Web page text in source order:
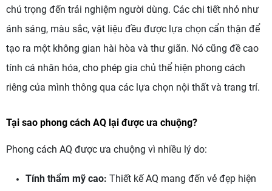
chú trọng đến trải nghiệm người dùng. Các chi tiết nhỏ như
ánh sáng, màu sắc, vật liệu đều được lựa chọn cẩn thận để
tạo ra một không gian hài hòa và thư giãn. Nó cũng đề cao
tính cá nhân hóa, cho phép gia chủ thể hiện phong cách
riêng của mình thông qua các lựa chọn nội thất và trang trí.
Tại sao phong cách AQ lại được ưa chuộng?
Phong cách AQ được ưa chuộng vì nhiều lý do:
Tính thẩm mỹ cao: Thiết kế AQ mang đến vẻ đẹp hiện